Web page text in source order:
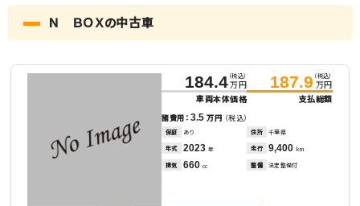
Ｎ ＢＯＸの中古車
184.4 （税込）
万円
車両本体価格
187.9 （税込）
万円
支払総額
諸費用：3.5万円 （税込）
保証 あり 住所 千葉県
年式 2023 年 走行 9,400 km
排気 660 cc 整備 法定整備付